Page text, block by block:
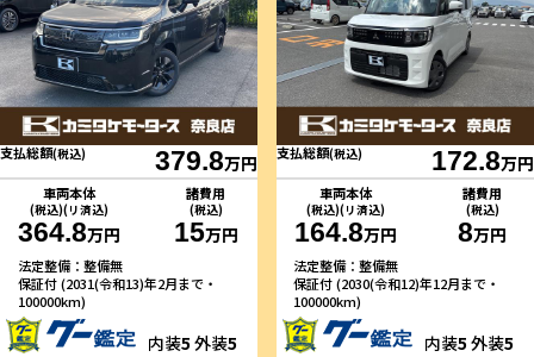
支払総額(税込) 379.8万円
車両本体
(税込)(リ済込)
364.8万円
諸費用
(税込)
15万円
法定整備：整備無
保証付 (2031(令和13)年2月まで・
100000km)
内装5 外装5
支払総額(税込) 172.8万円
車両本体
(税込)(リ済込)
164.8万円
諸費用
(税込)
8万円
法定整備：整備無
保証付 (2030(令和12)年12月まで・
100000km)
内装5 外装5